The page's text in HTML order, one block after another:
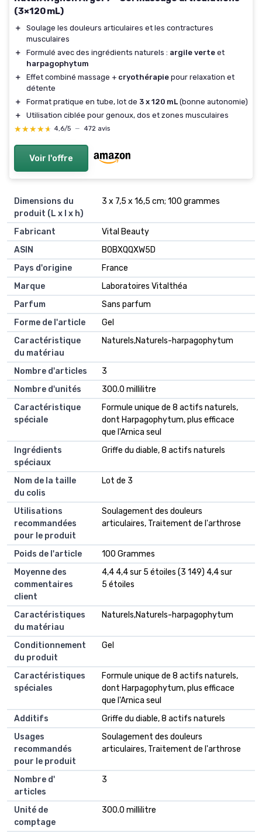
(3×120 mL)
＋
Soulage les douleurs articulaires et les contractures
musculaires
＋
Formulé avec des ingrédients naturels : argile verte et
harpagophytum
＋
Effet combiné massage + cryothérapie pour relaxation et
détente
＋
Format pratique en tube, lot de 3 x 120 mL (bonne autonomie)
＋
Utilisation ciblée pour genoux, dos et zones musculaires
★★★★★
★★★★★ 4,6/5 — 472 avis
Voir l'offre
Dimensions du
produit (L x l x h)
3 x 7,5 x 16,5 cm; 100 grammes
Fabricant
Vital Beauty
ASIN
B0BXQQXW5D
Pays d'origine
France
Marque
Laboratoires Vitalthéa
Parfum
Sans parfum
Forme de l'article
Gel
Caractéristique
du matériau
Naturels,Naturels-harpagophytum
Nombre d'articles
3
Nombre d'unités
300.0 millilitre
Caractéristique
spéciale
Formule unique de 8 actifs naturels,
dont Harpagophytum, plus efficace
que l'Arnica seul
Ingrédients
spéciaux
Griffe du diable, 8 actifs naturels
Nom de la taille
du colis
Lot de 3
Utilisations
recommandées
pour le produit
Soulagement des douleurs
articulaires, Traitement de l'arthrose
Poids de l'article
100 Grammes
Moyenne des
commentaires
client
4,4 4,4 sur 5 étoiles (3 149) 4,4 sur
5 étoiles
Caractéristiques
du matériau
Naturels,Naturels-harpagophytum
Conditionnement
du produit
Gel
Caractéristiques
spéciales
Formule unique de 8 actifs naturels,
dont Harpagophytum, plus efficace
que l'Arnica seul
Additifs
Griffe du diable, 8 actifs naturels
Usages
recommandés
pour le produit
Soulagement des douleurs
articulaires, Traitement de l'arthrose
Nombre d'
articles
3
Unité de
comptage
300.0 millilitre